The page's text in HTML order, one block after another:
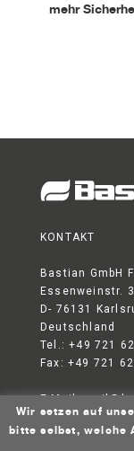
mehr
KONTAKT
Bastian GmbH
Essenweinstr.
D- 76131
Deutschland
Tel.: +49 721
Fax: +49 721
E-Mail:
Wir setzen auf
bitte selbst, welche